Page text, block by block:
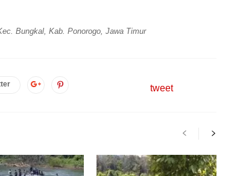
Bungkal, Kab. Ponorogo, Jawa Timur
tweet